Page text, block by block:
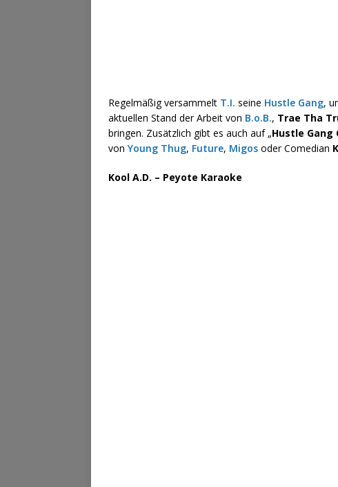
Regelmäßig versammelt T.I. seine Hustle Gang,
aktuellen Stand der Arbeit von B.o.B., Trae Tha
bringen. Zusätzlich gibt es auch auf „Hustle Gang
vonYoung Thug, Future, Migos oder Comedian
Kool A.D. – Peyote Karaoke